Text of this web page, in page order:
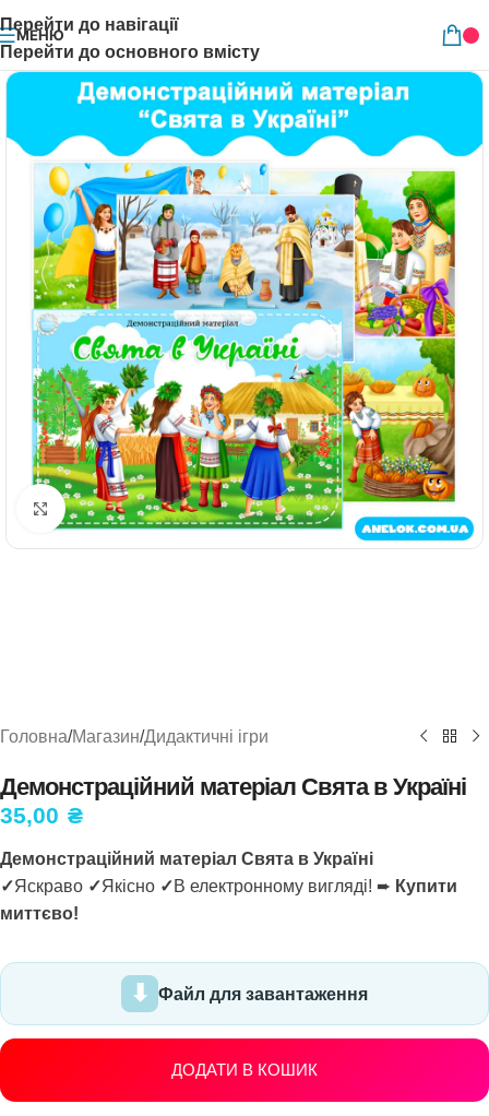
Перейти до навігації
Перейти до основного вмісту
МЕНЮ
Натисніть, щоб збільшити
Головна/Магазин/Дидактичні ігри
Демонстраційний матеріал Свята в Україні
35,00 ₴
Демонстраційний матеріал Свята в Україні
✓Яскраво ✓Якісно ✓В електронному вигляді! ➨ Купити
миттєво!
Файл для завантаження
ДОДАТИ В КОШИК